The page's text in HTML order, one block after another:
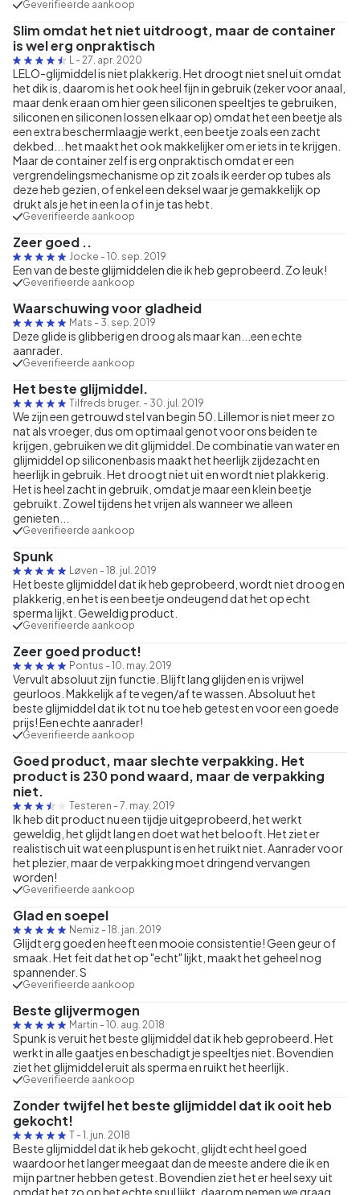
Geverifieerde aankoop
Slim omdat het niet uitdroogt, maar de container
is wel erg onpraktisch
- 27. apr. 2020
LELO-glijmiddel is niet plakkerig. Het droogt niet snel uit omdat
het dik is, daarom is het ook heel fijn in gebruik (zeker voor anaal,
maar denk eraan om hier geen siliconen speeltjes te gebruiken,
siliconen en siliconen lossen elkaar op) omdat het een beetje als
een extra beschermlaagje werkt, een beetje zoals een zacht
dekbed... het maakt het ook makkelijker om er iets in te krijgen.
Maar de container zelf is erg onpraktisch omdat er een
vergrendelingsmechanisme op zit zoals ik eerder op tubes als
deze heb gezien, of enkel een deksel waar je gemakkelijk op
drukt als je het in een la of in je tas hebt.
Geverifieerde aankoop
Zeer goed ..
Jocke - 10. sep. 2019
Een van de beste glijmiddelen die ik heb geprobeerd. Zo leuk!
Geverifieerde aankoop
Waarschuwing voor gladheid
Mats - 3. sep. 2019
Deze glide is glibberig en droog als maar kan...een echte
aanrader.
Geverifieerde aankoop
Het beste glijmiddel.
Tilfreds bruger. - 30. jul. 2019
We zijn een getrouwd stel van begin 50. Lillemor is niet meer zo
nat als vroeger, dus om optimaal genot voor ons beiden te
krijgen, gebruiken we dit glijmiddel. De combinatie van water en
glijmiddel op siliconenbasis maakt het heerlijk zijdezacht en
heerlijk in gebruik. Het droogt niet uit en wordt niet plakkerig.
Het is heel zacht in gebruik, omdat je maar een klein beetje
gebruikt. Zowel tijdens het vrijen als wanneer we alleen
genieten...
Geverifieerde aankoop
Spunk
Løven - 18. jul. 2019
Het beste glijmiddel dat ik heb geprobeerd, wordt niet droog en
plakkerig, en het is een beetje ondeugend dat het op echt
sperma lijkt. Geweldig product.
Geverifieerde aankoop
Zeer goed product!
Pontus - 10. may. 2019
Vervult absoluut zijn functie. Blijft lang glijden en is vrijwel
geurloos. Makkelijk af te vegen/af te wassen. Absoluut het
beste glijmiddel dat ik tot nu toe heb getest en voor een goede
prijs! Een echte aanrader!
Geverifieerde aankoop
Goed product, maar slechte verpakking. Het
product is 230 pond waard, maar de verpakking
niet.
Testeren - 7. may. 2019
Ik heb dit product nu een tijdje uitgeprobeerd, het werkt
geweldig, het glijdt lang en doet wat het belooft. Het ziet er
realistisch uit wat een pluspunt is en het ruikt niet. Aanrader voor
het plezier, maar de verpakking moet dringend vervangen
worden!
Geverifieerde aankoop
Glad en soepel
Nemiz - 18. jan. 2019
Glijdt erg goed en heeft een mooie consistentie! Geen geur of
smaak. Het feit dat het op "echt" lijkt, maakt het geheel nog
spannender. S
Geverifieerde aankoop
Beste glijvermogen
Martin - 10. aug. 2018
Spunk is veruit het beste glijmiddel dat ik heb geprobeerd. Het
werkt in alle gaatjes en beschadigt je speeltjes niet. Bovendien
ziet het glijmiddel eruit als sperma en ruikt het heerlijk.
Geverifieerde aankoop
Zonder twijfel het beste glijmiddel dat ik ooit heb
gekocht!
T - 1. jun. 2018
Beste glijmiddel dat ik heb gekocht, glijdt echt heel goed
waardoor het langer meegaat dan de meeste andere die ik en
mijn partner hebben getest. Bovendien ziet het er heel sexy uit
omdat het zo op het echte spul lijkt, daarom nemen we graag